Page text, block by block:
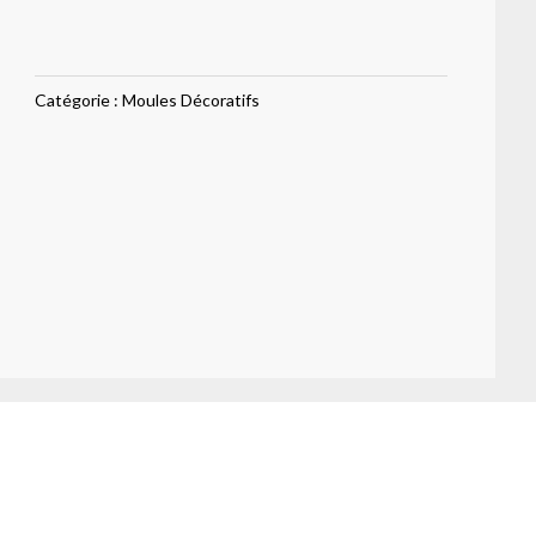
Garland
Catégorie : Moules Décoratifs